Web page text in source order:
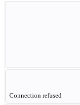
Connection refused